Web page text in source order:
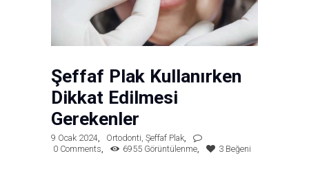
Şeffaf Plak Kullanırken
Dikkat Edilmesi
Gerekenler
9 Ocak 2024 Ortodonti,Şeffaf Plak
0 Comments 6955 Görüntülenme 3 Beğeni